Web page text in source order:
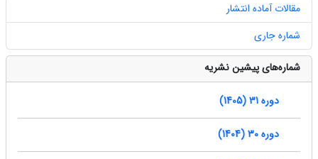
مقالات آماده انتشار
شماره جاری
شماره‌های پیشین نشریه
دوره 31 (1405)
دوره 30 (1404)